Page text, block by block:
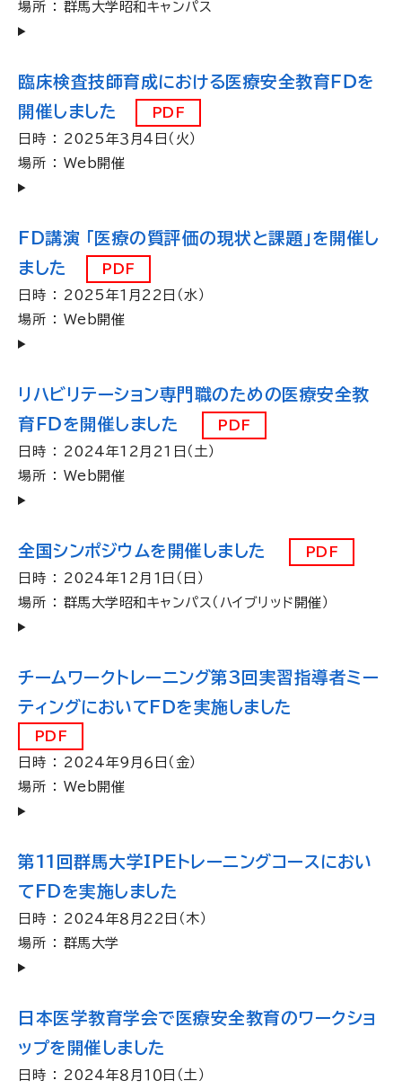
場所 ： 群馬大学昭和キャンパス
臨床検査技師育成における医療安全教育ＦＤを
開催しました
PDF
日時 ： 2025年３月４日（火）
場所 ： Web開催
FD講演 「医療の質評価の現状と課題」を開催し
ました
PDF
日時 ： 2025年１月22日（水）
場所 ： Web開催
リハビリテーション専門職のための医療安全教
育ＦＤを開催しました
PDF
日時 ： 2024年12月21日（土）
場所 ： Web開催
全国シンポジウムを開催しました
PDF
日時 ： 2024年12月１日（日）
場所 ： 群馬大学昭和キャンパス（ハイブリッド開催）
チームワークトレーニング第3回実習指導者ミー
ティングにおいてFDを実施しました
PDF
日時 ： 2024年９月６日（金）
場所 ： Web開催
第11回群馬大学IPEトレーニングコースにおい
てFDを実施しました
日時 ： 2024年８月22日（木）
場所 ： 群馬大学
日本医学教育学会で医療安全教育のワークショ
ップを開催しました
日時 ： 2024年８月１０日（土）